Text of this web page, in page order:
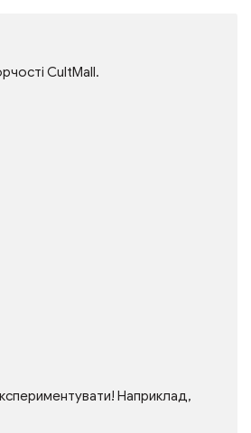
CultMall.
Наприклад,